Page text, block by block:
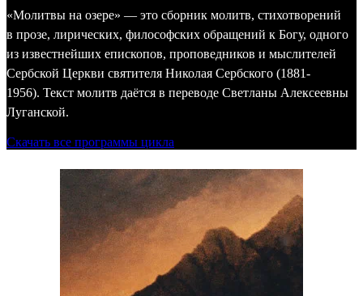
«Молитвы на озере» — это сборник молитв, стихотворений
в прозе, лирических, философских обращений к Богу, одного
из известнейших епископов, проповедников и мыслителей
Сербской Церкви святителя Николая Сербского (1881-
1956). Текст молитв даётся в переводе Светланы Алексеевны
Луганской.
Скачать все программы цикла